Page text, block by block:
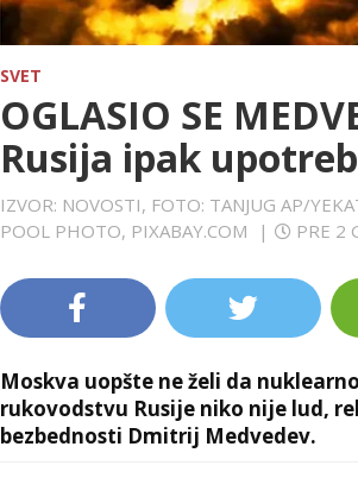
SVET
OGLASIO SE
Rusija ipak
IZVOR: NOVOSTI, FOTO: TANJUG AP/
POOL PHOTO, PIXABAY.COM
| PRE 2
Moskva uopšte ne želi da
rukovodstvu Rusije niko nije lud,
bezbednosti Dmitrij Medvedev.